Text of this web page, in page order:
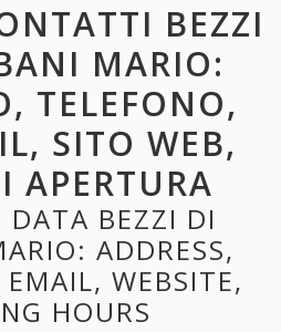
BEZZI
MARIO:
TELEFONO,
SITO WEB,
APERTURA
DATA BEZZI DI
ADDRESS,
WEBSITE,
HOURS